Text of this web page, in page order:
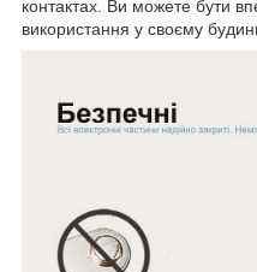
контактах. Ви можете бути
використання у своєму